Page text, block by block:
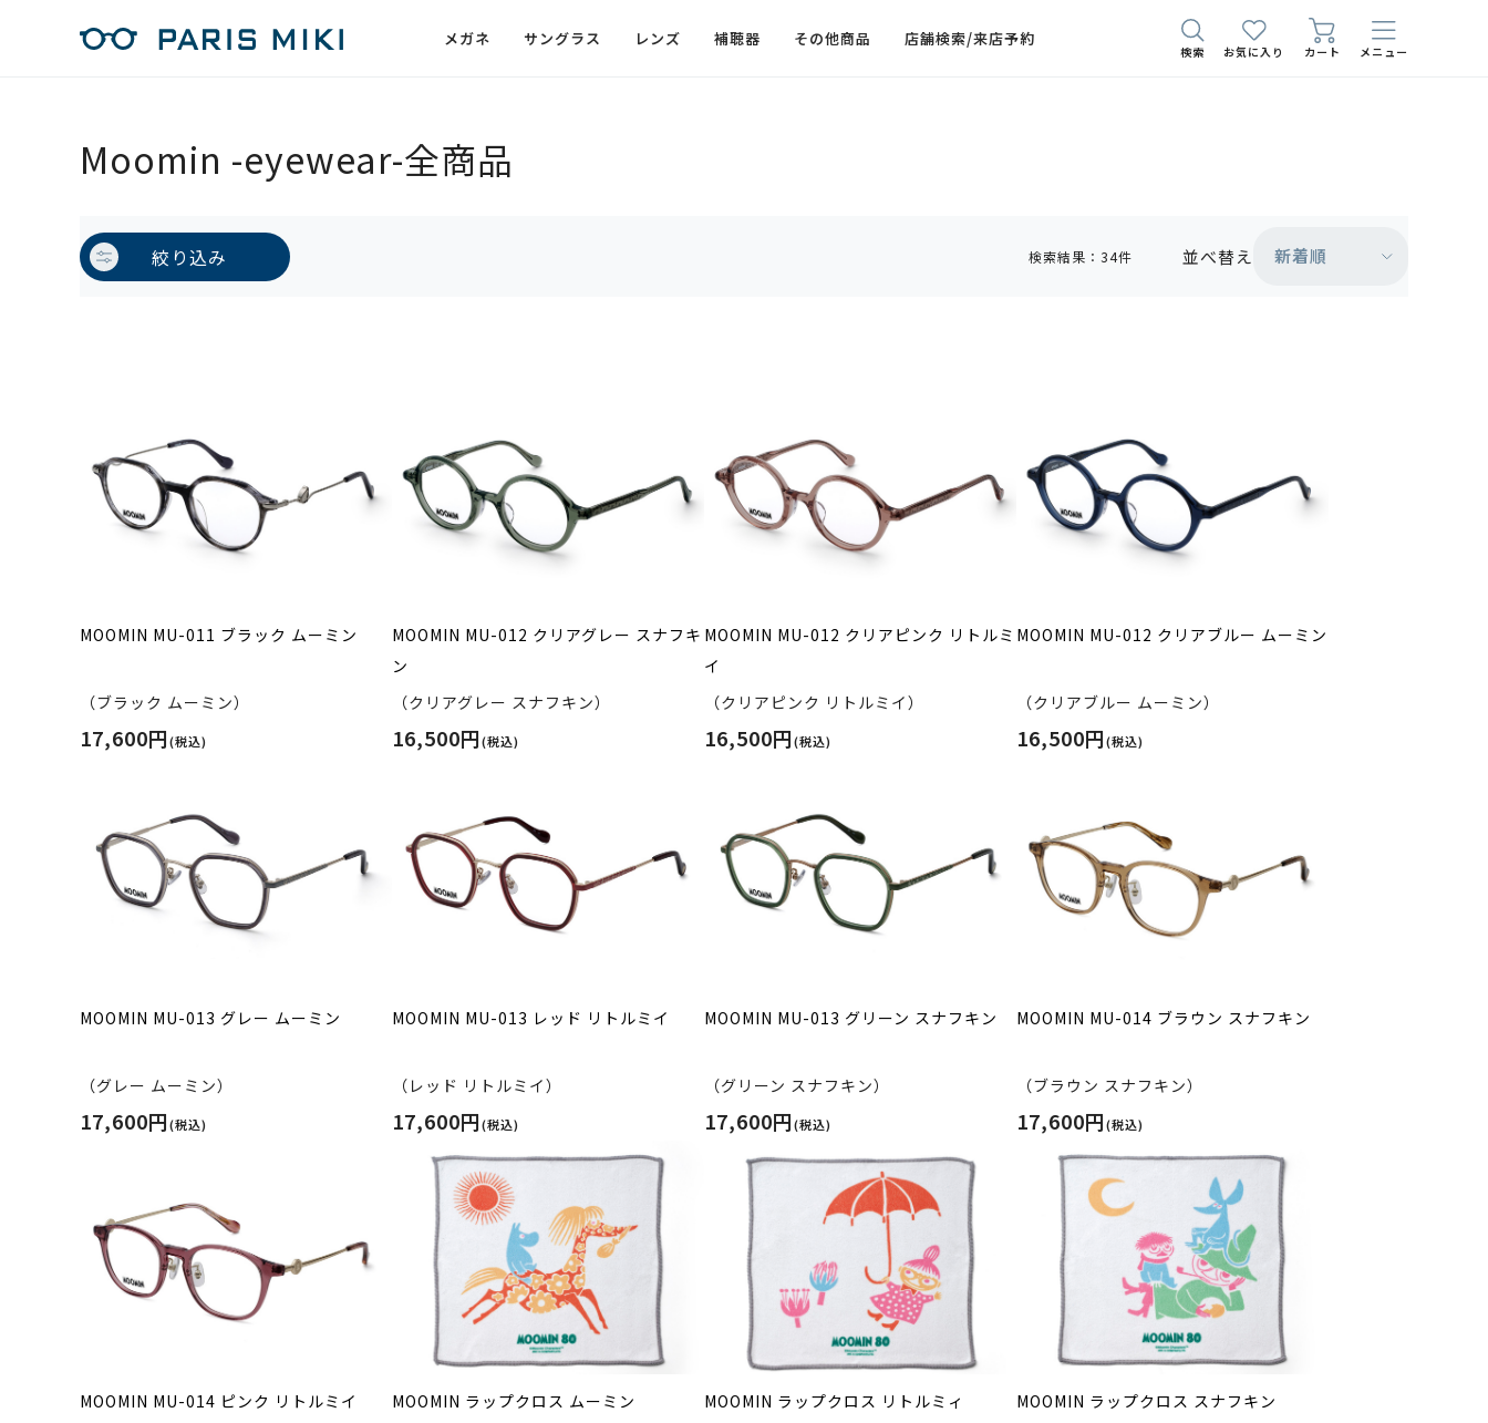
メガネ サングラス レンズ 補聴器 その他商品 店舗検索/来店予約
検索 お気に入り カート メニュー
Moomin -eyewear-全商品
絞り込み 検索結果：34件 並べ替え 新着順
MOOMIN MU-011 ブラック ムーミン
（ブラック ムーミン）
17,600円(税込)
MOOMIN MU-012 クリアグレー スナフキ
ン
（クリアグレー スナフキン）
16,500円(税込)
MOOMIN MU-012 クリアピンク リトルミ
イ
（クリアピンク リトルミイ）
16,500円(税込)
MOOMIN MU-012 クリアブルー ムーミン
（クリアブルー ムーミン）
16,500円(税込)
MOOMIN MU-013 グレー ムーミン
（グレー ムーミン）
17,600円(税込)
MOOMIN MU-013 レッド リトルミイ
（レッド リトルミイ）
17,600円(税込)
MOOMIN MU-013 グリーン スナフキン
（グリーン スナフキン）
17,600円(税込)
MOOMIN MU-014 ブラウン スナフキン
（ブラウン スナフキン）
17,600円(税込)
MOOMIN MU-014 ピンク リトルミイ MOOMIN ラップクロス ムーミン MOOMIN ラップクロス リトルミィ MOOMIN ラップクロス スナフキン